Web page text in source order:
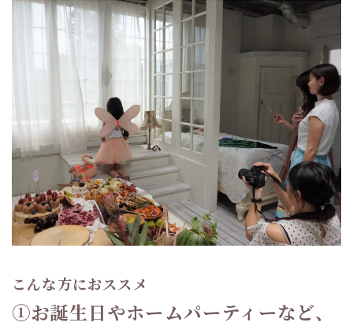
こんな方におススメ
①お誕生日やホームパーティーなど、